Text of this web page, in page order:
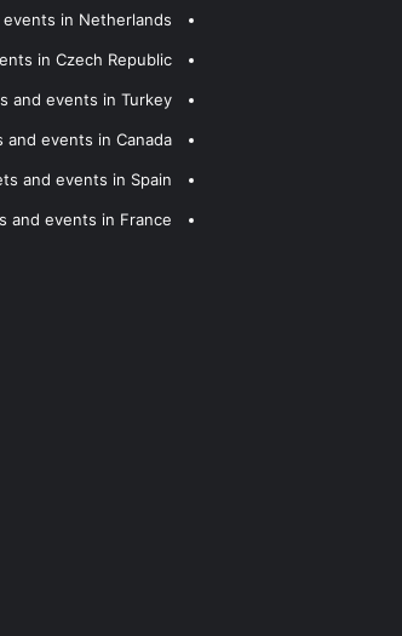
in Netherlands
in Czech Republic
and events in Turkey
and events in Canada
and events in Spain
and events in France